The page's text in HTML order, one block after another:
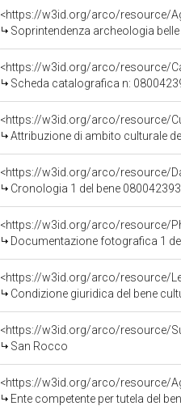
<https://w3id.org/arco/resource/
Soprintendenza archeologia
<https://w3id.org/arco/resource/
Scheda catalografica n:
<https://w3id.org/arco/resource/
Attribuzione di ambito culturale
<https://w3id.org/arco/resource/
Cronologia 1 del bene
<https://w3id.org/arco/resource/
Documentazione fotografica 1
<https://w3id.org/arco/resource/
Condizione giuridica del bene
<https://w3id.org/arco/resource/
San Rocco
<https://w3id.org/arco/resource/
Ente competente per tutela del